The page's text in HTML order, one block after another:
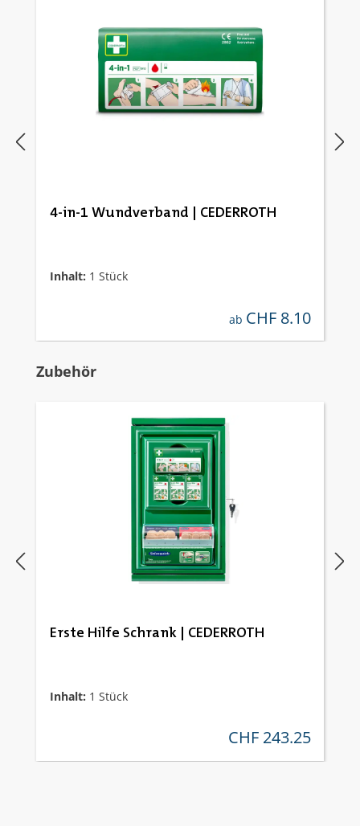
4-in-1 Wundverband | CEDERROTH
Inhalt: 1 Stück
regulärer preis:
ab CHF 8.10
Produktgalerie überspringen
Zubehör
Erste Hilfe Schrank | CEDERROTH
Inhalt: 1 Stück
regulärer preis:
CHF 243.25